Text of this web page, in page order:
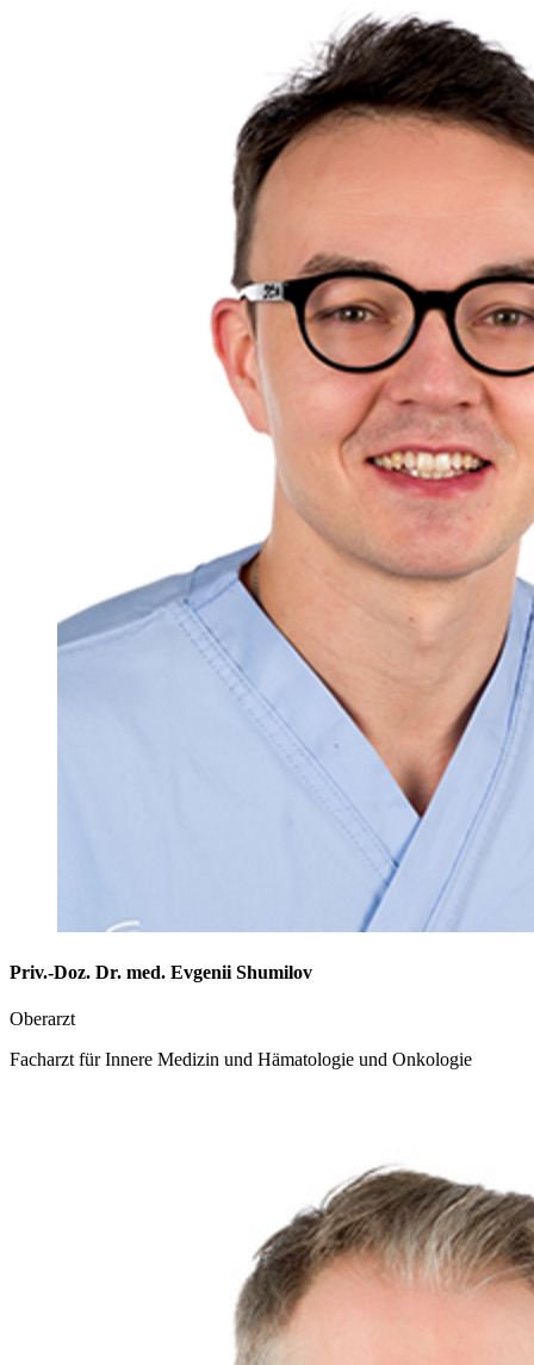
Priv.-Doz. Dr. med. Evgenii Shumilov
Oberarzt
Facharzt für Innere Medizin und Hämatologie und Onkologie